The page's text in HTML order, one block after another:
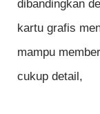
dibandingkan
kartu grafis
mampu
cukup detail,